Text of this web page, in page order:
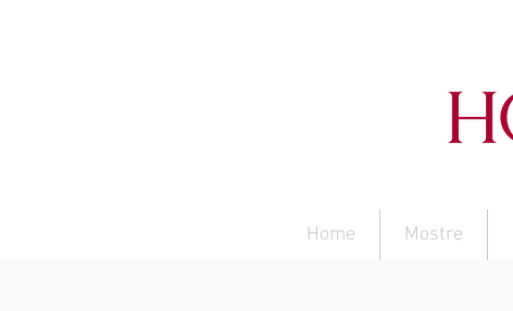
Home Mostre